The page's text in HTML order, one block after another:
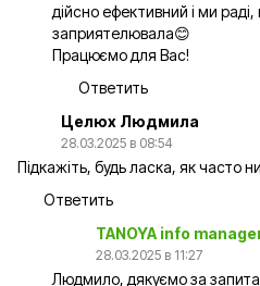
дійсно ефективний і ми
заприятелювала😊
Працюємо для Вас!
Ответить
Целюх Людмила
28.03.2025 в 08:54
Підкажіть, будь ласка, як часто
Ответить
TANOYA info
28.03.2025 в 11:27
Людмило, дякуємо за